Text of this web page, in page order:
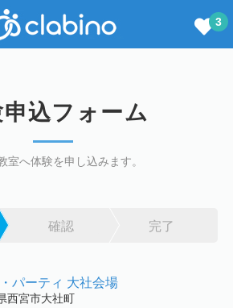
3
込フォーム
室へ体験を申し込みます。
確認 完了
パーティ 大社会場
西宮市大社町